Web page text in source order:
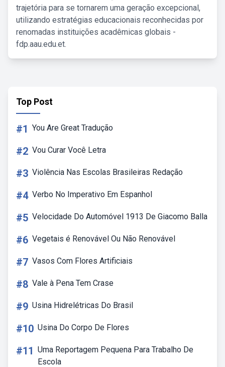
trajetória para se tornarem uma geração excepcional,
utilizando estratégias educacionais reconhecidas por
renomadas instituições acadêmicas globais -
fdp.aau.edu.et.
Top Post
#1 You Are Great Tradução
#2 Vou Curar Você Letra
#3 Violência Nas Escolas Brasileiras Redação
#4 Verbo No Imperativo Em Espanhol
#5 Velocidade Do Automóvel 1913 De Giacomo Balla
#6 Vegetais é Renovável Ou Não Renovável
#7 Vasos Com Flores Artificiais
#8 Vale à Pena Tem Crase
#9 Usina Hidrelétricas Do Brasil
#10 Usina Do Corpo De Flores
#11 Uma Reportagem Pequena Para Trabalho De
Escola